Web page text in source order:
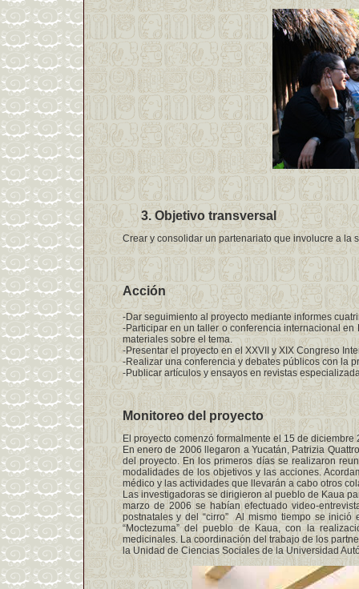
Objetivo transversal
Crear y consolidar un partenariato que involucre a la
Acción
-Dar seguimiento al proyecto mediante informes
-Participar en un taller o conferencia internacional
materiales sobre el tema.
-Presentar el proyecto en el XXVII y XIX Congreso
-Realizar una conferencia y debates públicos con la
-Publicar artículos y ensayos en revistas
Monitoreo del proyecto
El proyecto comenzó formalmente el 15 de diciembre
En enero de 2006 llegaron a Yucatán, Patrizia
del proyecto. En los primeros días se realizaron
modalidades de los objetivos y las acciones.
médico y las actividades que llevarán a cabo otros
Las investigadoras se dirigieron al pueblo de Kaua
marzo de 2006 se habían efectuado video-
postnatales y del “cirro” Al mismo tiempo se
“Moctezuma” del pueblo de Kaua, con la
medicinales. La coordinación del trabajo de los
la Unidad de Ciencias Sociales de la Universidad